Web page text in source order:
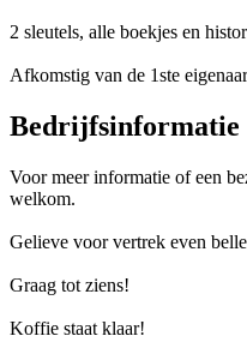
2 sleutels, alle boekjes en
Afkomstig van de 1ste
Bedrijfsinformatie
Voor meer informatie of een
welkom.
Gelieve voor vertrek even
Graag tot ziens!
Koffie staat klaar!